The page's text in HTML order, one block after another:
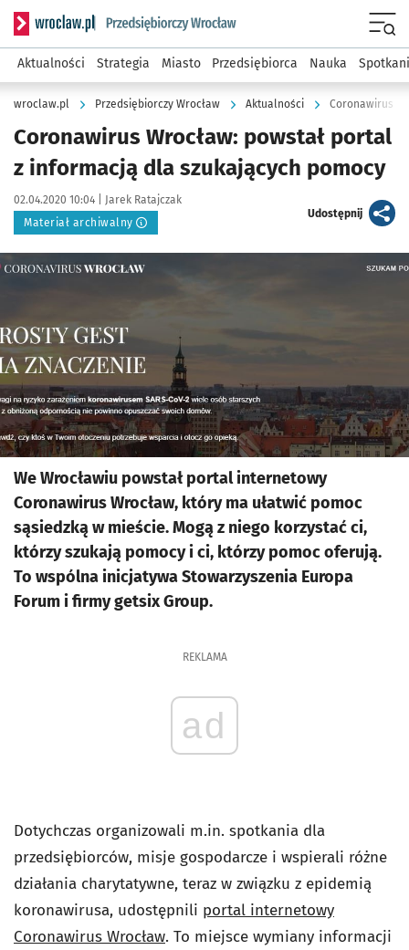
Serwis informacyjny wroclaw.pl podserwis: Strategia
Aktualności Strategia Miasto Przedsiębiorca Nauka
wroclaw.pl Przedsiębiorczy Wrocław Aktualności Coronawirus
Coronawirus Wrocław: powstał portal
z informacją dla szukających pomocy
Data publikacji:
02.04.2020 10:04 | Autor:
Jarek Ratajczak
Materiał archiwalny
Udostępnijartykuł
Kliknij, aby powiększyć
We Wrocławiu powstał portal internetowy
Coronawirus Wrocław, który ma ułatwić pomoc
sąsiedzką w mieście. Mogą z niego korzystać ci,
którzy szukają pomocy i ci, którzy pomoc oferują.
To wspólna inicjatywa Stowarzyszenia Europa
Forum i firmy getsix Group.
REKLAMA
ad
Dotychczas organizowali m.in. spotkania dla
przedsiębiorców, misje gospodarcze i wspierali różne
działania charytatywne, teraz w związku z epidemią
koronawirusa, udostępnili portal internetowy
Coronawirus Wrocław. To miejsce wymiany informacji